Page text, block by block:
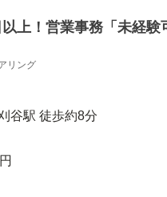
上！営業事務「未経験
リング
谷駅 徒歩約8分